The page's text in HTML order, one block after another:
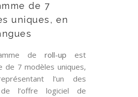
de 7
uniques, en
de roll-up est
de 7 modèles uniques,
l’un des
l’offre logiciel de